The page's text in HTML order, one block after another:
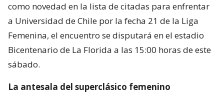
como novedad en la lista de citadas para enfrentar
a Universidad de Chile por la fecha 21 de la Liga
Femenina, el encuentro se disputará en el estadio
Bicentenario de La Florida a las 15:00 horas de este
sábado.
La antesala del superclásico femenino